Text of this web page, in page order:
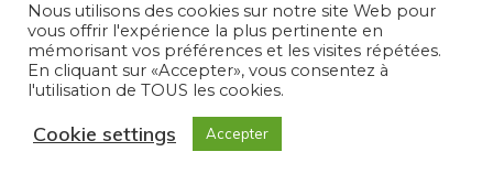
Nous utilisons des cookies sur notre site Web pour
vous offrir l'expérience la plus pertinente en
mémorisant vos préférences et les visites répétées.
En cliquant sur «Accepter», vous consentez à
l'utilisation de TOUS les cookies.
Cookie settings Accepter